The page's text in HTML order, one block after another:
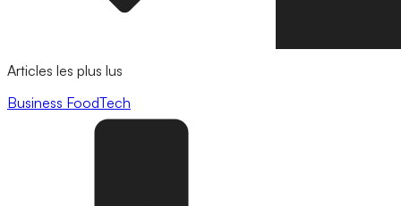
Articles les plus lus
Business FoodTech